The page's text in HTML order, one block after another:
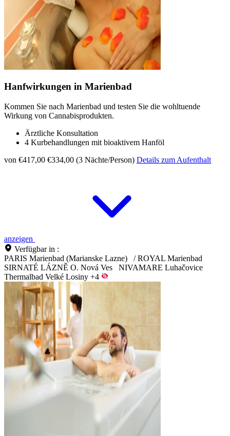
Hanfwirkungen in Marienbad
Kommen Sie nach Marienbad und testen Sie die wohltuende
Wirkung von Cannabisprodukten.
Ärztliche Konsultation
4 Kurbehandlungen mit bioaktivem Hanföl
von €417,00 €334,00 (3 Nächte/Person) Details zum Aufenthalt
anzeigen
Verfügbar in :
PARIS Marienbad (Marianske Lazne)
/ ROYAL Marienbad
SIRNATÉ LÁZNĚ O. Nová Ves
NIVAMARE Luhačovice
Thermalbad Velké Losiny +4